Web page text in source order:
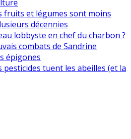
fruits et légumes sont moins
décennies
lobbyste en chef du charbon ?
combats de Sandrine
épigones
pesticides tuent les abeilles (et la